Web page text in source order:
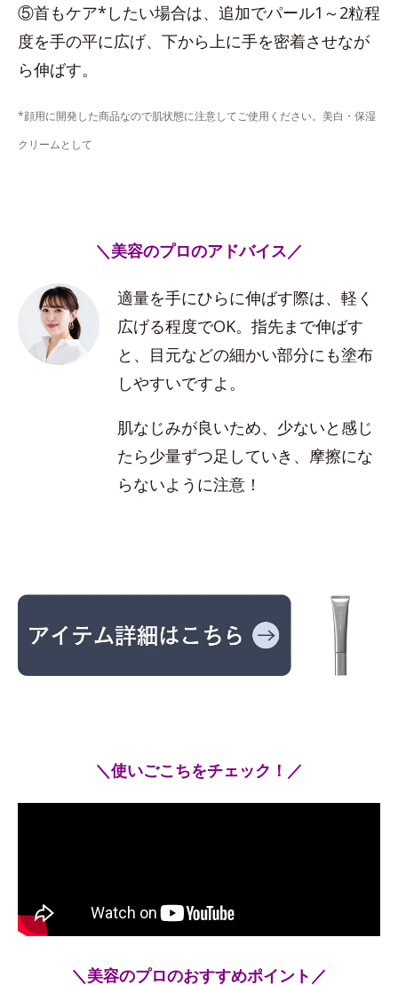
⑤首もケア*したい場合は、追加でパール1～2粒程
度を手の平に広げ、下から上に手を密着させなが
ら伸ばす。
*顔用に開発した商品なので肌状態に注意してご使用ください。美白・保湿
クリームとして
＼美容のプロのアドバイス／
適量を手にひらに伸ばす際は、軽く
広げる程度でOK。指先まで伸ばす
と、目元などの細かい部分にも塗布
しやすいですよ。
肌なじみが良いため、少ないと感じ
たら少量ずつ足していき、摩擦にな
らないように注意！
＼使いごこちをチェック！／
＼美容のプロのおすすめポイント／